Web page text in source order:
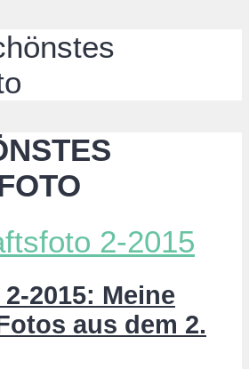
2015: Meine
aus dem 2.